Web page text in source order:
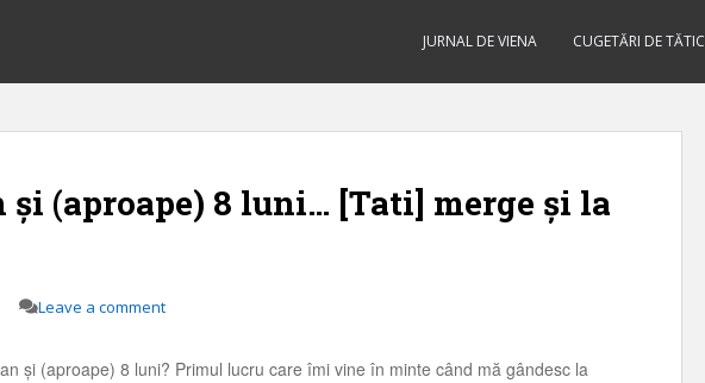
JURNAL DE VIENA CUGETĂRI DE TĂTIC
și (aproape) 8 luni… [Tati] merge și la
Leave a comment
și (aproape) 8 luni? Primul lucru care îmi vine în minte când mă gândesc la